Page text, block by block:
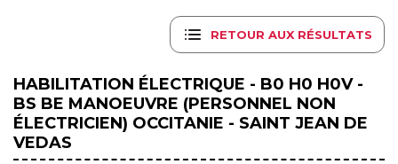
RETOUR AUX RÉSULTATS
HABILITATION ÉLECTRIQUE - B0 H0 H0V -
BS BE MANOEUVRE (PERSONNEL NON
ÉLECTRICIEN) OCCITANIE - SAINT JEAN DE
VEDAS